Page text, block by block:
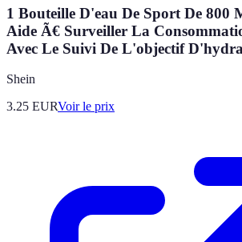
1 Bouteille D'eau De Sport De 800
Aide Ã€ Surveiller La
Avec Le Suivi De L'objectif
Shein
3.25 EURVoir le prix